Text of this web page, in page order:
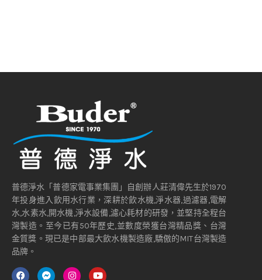
普德淨水「普德家電事業集團」自創辦人莊清偉先生於1970
年投身進入飲用水行業，深耕於飲水機,淨水器,過濾器,電解
水,水素水,開水機,淨水設備,濾心耗材的研發，並堅持全程台
灣製造。至今已有50年歷史,並數度榮獲台灣精品獎、台灣
金質獎。現已是中部最大飲水機製造廠,驕傲的MIT台灣製造
品牌。